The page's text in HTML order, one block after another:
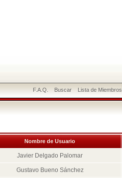
F.A.Q. Buscar Lista de Miembros
Nombre de Usuario
Javier Delgado Palomar
Gustavo Bueno Sánchez